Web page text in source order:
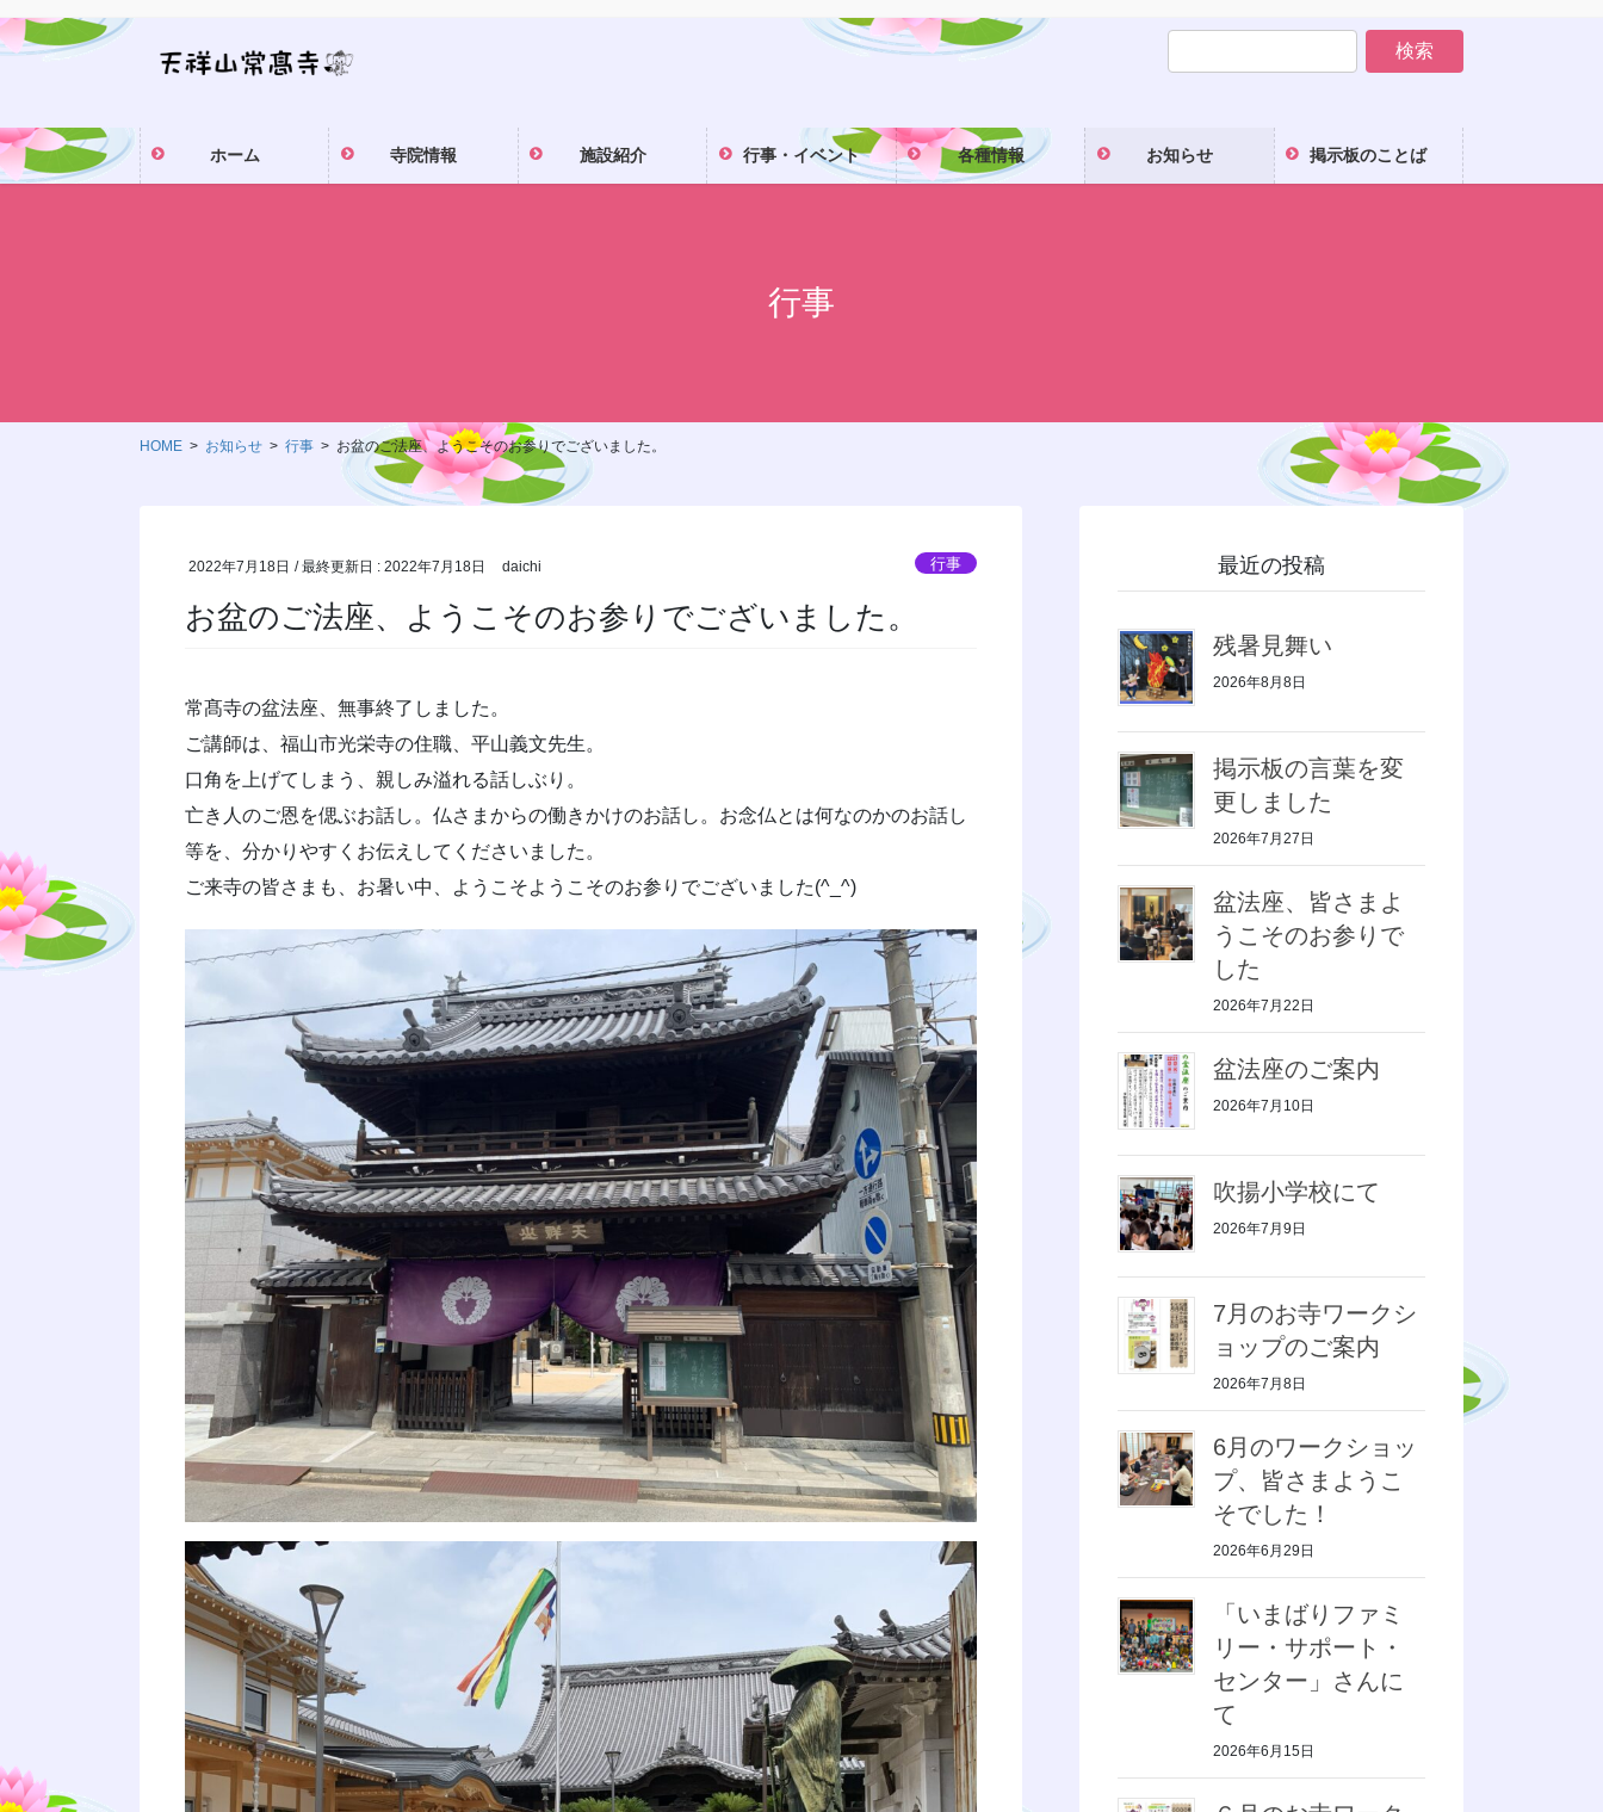
ン
ツ
に
移
ビ
シ
ョ
ン
ホーム 寺院情報 施設紹介 行事・イベント 各種情報 お知らせ 掲示板のことば
行事
HOME お知らせ 行事 お盆のご法座、ようこそのお参りでございました。
2022年7月18日 / 最終更新日 :2022年7月18日 daichi 行事
お盆のご法座、ようこそのお参りでございました。
常髙寺の盆法座、無事終了しました。
ご講師は、福山市光栄寺の住職、平山義文先生。
口角を上げてしまう、親しみ溢れる話しぶり。
亡き人のご恩を偲ぶお話し。仏さまからの働きかけのお話し。お念仏とは何なのかのお話し
等を、分かりやすくお伝えしてくださいました。
ご来寺の皆さまも、お暑い中、ようこそようこそのお参りでございました(^_^)
最近の投稿
残暑見舞い
2026年8月8日
掲示板の言葉を変
更しました
2026年7月27日
盆法座、皆さまよ
うこそのお参りで
した
2026年7月22日
盆法座のご案内
2026年7月10日
吹揚小学校にて
2026年7月9日
7月のお寺ワークシ
ョップのご案内
2026年7月8日
6月のワークショッ
プ、皆さまようこ
そでした！
2026年6月29日
「いまばりファミ
リー・サポート・
センター」さんに
て
2026年6月15日